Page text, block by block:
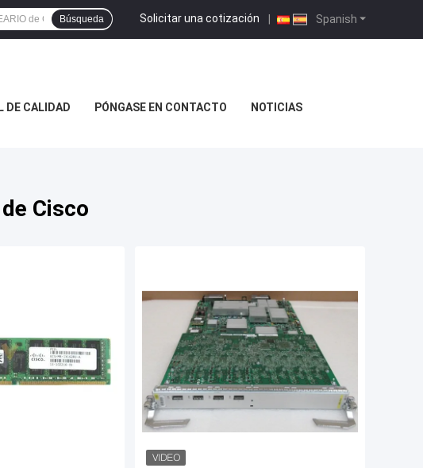
Spanish
Solicitar una cotización |
Búsqueda
DE CALIDAD PÓNGASE EN CONTACTO NOTICIAS
Cisco